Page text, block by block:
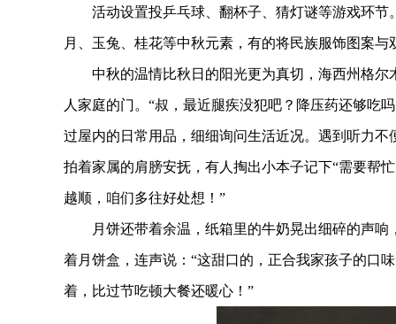
活动设置投乒乓球、翻杯子、猜灯谜等游戏环节
月、玉兔、桂花等中秋元素，有的将民族服饰图案
中秋的温情比秋日的阳光更为真切，海西州格尔
人家庭的门。“叔，最近腿疾没犯吧？降压药还够吃
过屋内的日常用品，细细询问生活近况。遇到听力
拍着家属的肩膀安抚，有人掏出小本子记下“需要帮
越顺，咱们多往好处想！”
月饼还带着余温，纸箱里的牛奶晃出细碎的声响
着月饼盒，连声说：“这甜口的，正合我家孩子的口
着，比过节吃顿大餐还暖心！”